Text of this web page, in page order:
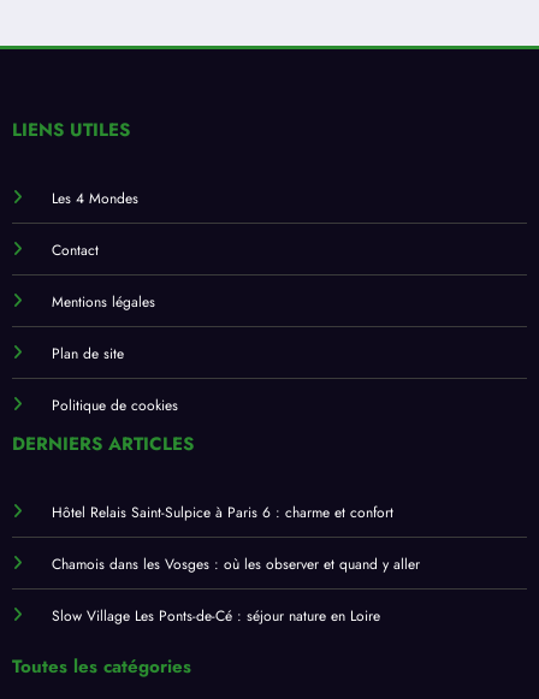
LIENS UTILES
Les 4 Mondes
Contact
Mentions légales
Plan de site
Politique de cookies
DERNIERS ARTICLES
Hôtel Relais Saint-Sulpice à Paris 6 : charme et confort
Chamois dans les Vosges : où les observer et quand y aller
Slow Village Les Ponts-de-Cé : séjour nature en Loire
Toutes les catégories